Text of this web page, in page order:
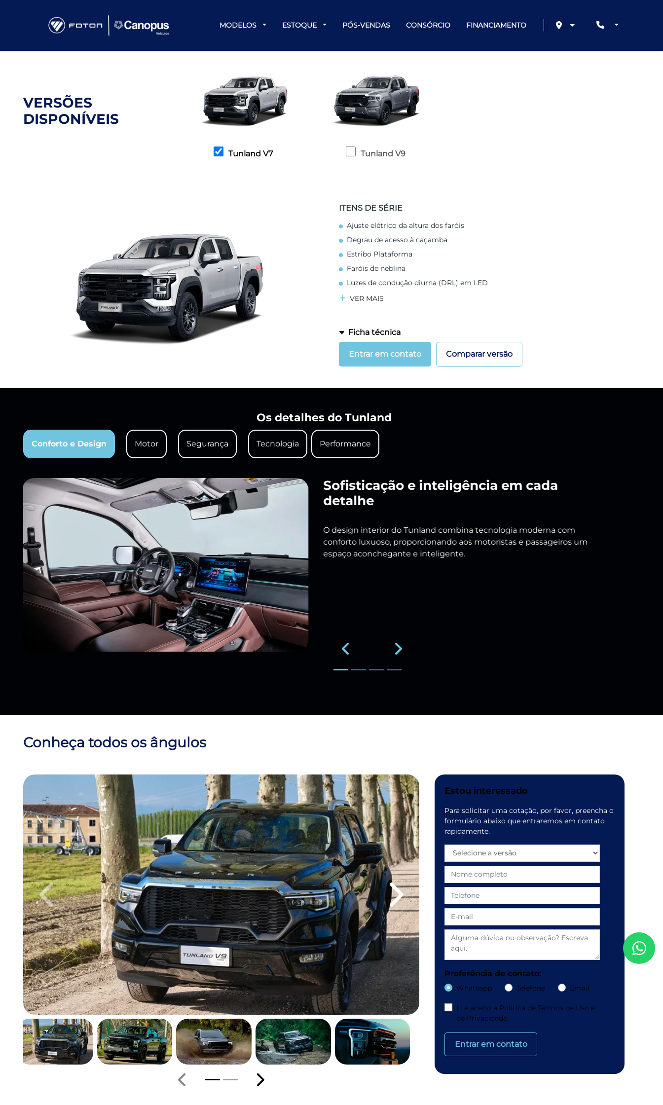
MODELOS ESTOQUE PÓS-VENDAS CONSÓRCIO FINANCIAMENTO
VERSÕES
DISPONÍVEIS
Tunland V7 Tunland V9
ITENS DE SÉRIE
Ajuste elétrico da altura dos faróis
Degrau de acesso à caçamba
Estribo Plataforma
Faróis de neblina
Luzes de condução diurna (DRL) em LED
VER MAIS
Ficha técnica
Entrar em contato Comparar versão
Os detalhes do Tunland
Conforto e Design Motor Segurança Tecnologia Performance
Experiência elevada ao máximo nível
acabamento premium e ajustes elétricos, oferecendo ainda mais
comodidade. Além disso, o modelo traz um painel de instrumentos de
12,3”, central multimídia de 14,6", carregamento de telefone sem fio e
Próximo
Frente imponente
Conheça todos os ângulos
Para solicitar uma cotação, por favor, preencha o
rapidamente.
Preferência de contato:
Li e aceito a
Política de Termos de Uso e
de Privacidade.
Entrar em contato
Anterior Próximo
Anterior Próximo